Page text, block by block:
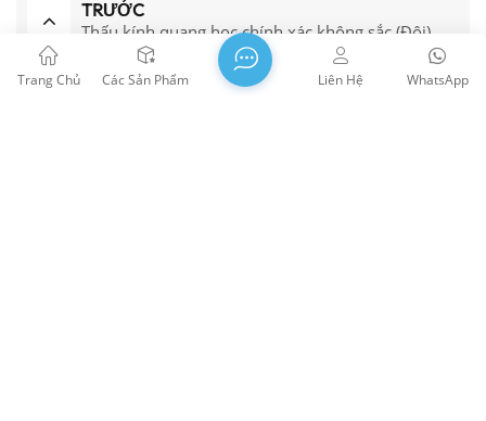
TRƯỚC
Thấu kính quang học chính xác không sắc (Đôi)
KẾ TIẾP
Trang Chủ Các Sản Phẩm WhatsApp
Liên Hệ